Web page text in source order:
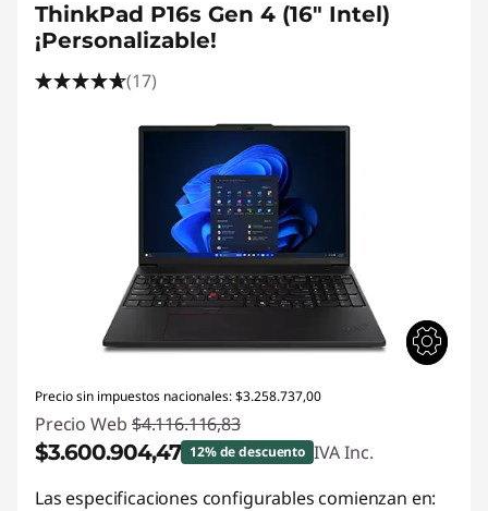
ThinkPad P16s Gen 4 (16" Intel)
¡Personalizable!
(17)
Precio sin impuestos nacionales: $3.258.737,00
Precio Web $4.116.116,83
$3.600.904,47 12% de descuento IVA Inc.
Descuento prod (inc IVA) :-$515.212,36
Las especificaciones configurables comienzan en: